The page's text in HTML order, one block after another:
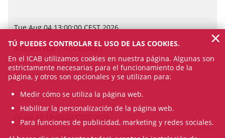
Tue Aug 04 13:00:00 CEST 2026
BIBLIOTECA | HEADLINES
Fri Jul 31 19:00:00 CEST 2026
TÚ PUEDES CONTROLAR EL USO DE LAS COOKIES.
En el ICAB utilizamos cookies en nuestra página. Algunas son
estrictamente necesarias para el funcionamiento de la
página, y otros son opcionales y se utilizan para:
Medir cómo se utiliza la página web.
Habilitar la personalización de la página web.
Para funciones de publicidad, marketing y redes sociales.
×